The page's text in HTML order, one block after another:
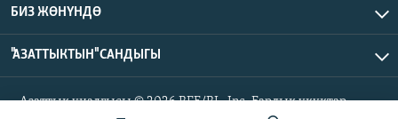
БИЗ ЖӨНҮНДӨ
"АЗАТТЫКТЫН" САНДЫГЫ
Азаттык үналгысы © 2026 RFE/RL, Inc. Бардык укуктар